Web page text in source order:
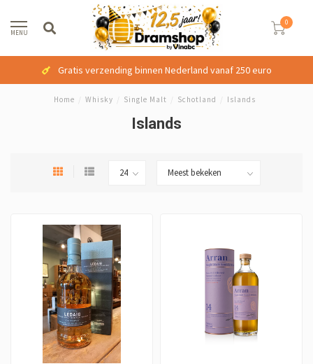
MENU
0
Gratis verzending binnen Nederland vanaf 250 euro
Home Whisky Single Malt Schotland Islands
Islands